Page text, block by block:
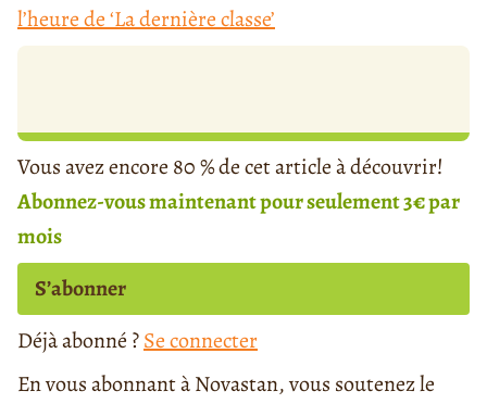
l’heure de ‘La dernière classe’
Vous avez encore 80 % de cet article à découvrir!
Abonnez-vous maintenant pour seulement 3€ par
mois
S’abonner
Déjà abonné ?Se connecter
En vous abonnant à Novastan, vous soutenez le